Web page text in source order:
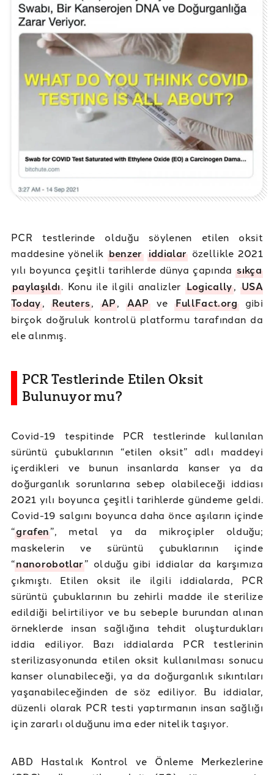
PCR testlerinde olduğu söylenen etilen oksit
maddesine yönelik benzer iddialar özellikle 2021
yılı boyunca çeşitli tarihlerde dünya çapındasıkça
paylaşıldı. Konu ile ilgili analizler Logically,USA
Today,Reuters, AP, AAPve FullFact.orggibi
birçok doğruluk kontrolü platformu tarafından da
ele alınmış.
PCR Testlerinde Etilen Oksit
Bulunuyor mu?
Covid-19 tespitinde PCR testlerinde kullanılan
sürüntü çubuklarının “etilen oksit” adlı maddeyi
içerdikleri ve bunun insanlarda kanser ya da
doğurganlık sorunlarına sebep olabileceği iddiası
2021 yılı boyunca çeşitli tarihlerde gündeme geldi.
Covid-19 salgını boyunca daha önce aşıların içinde
“grafen”, metal ya da mikroçipler olduğu;
maskelerin ve sürüntü çubuklarının içinde
“nanorobotlar” olduğu gibi iddialar da karşımıza
çıkmıştı. Etilen oksit ile ilgili iddialarda, PCR
sürüntü çubuklarının bu zehirli madde ile sterilize
edildiği belirtiliyor ve bu sebeple burundan alınan
örneklerde insan sağlığına tehdit oluşturdukları
iddia ediliyor. Bazı iddialarda PCR testlerinin
sterilizasyonunda etilen oksit kullanılması sonucu
kanser olunabileceği, ya da doğurganlık sıkıntıları
yaşanabileceğinden de söz ediliyor. Bu iddialar,
düzenli olarak PCR testi yaptırmanın insan sağlığı
için zararlı olduğunu ima eder nitelik taşıyor.
ABD Hastalık Kontrol ve Önleme Merkezlerine